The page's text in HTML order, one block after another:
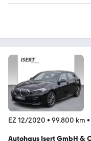
EZ 12/2020 • 99.800 km •